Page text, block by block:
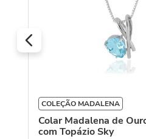
COLEÇÃO MADALENA
Colar Madalena de
com Topázio Sky